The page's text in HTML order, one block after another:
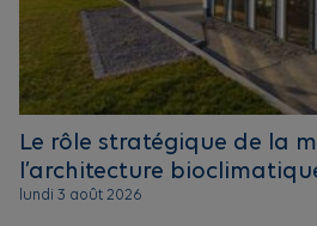
Le rôle stratégique de la
l’architecture
lundi 3 août 2026